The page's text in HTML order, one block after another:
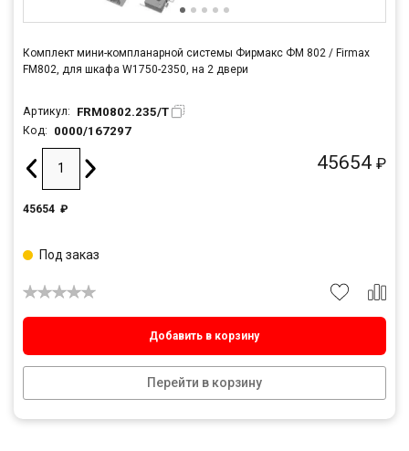
Комплект мини-компланарной системы Фирмакс ФМ 802 / Firmax
FM802, для шкафа W1750-2350, на 2 двери
Артикул: FRM0802.235/T
Код: 0000/167297
45654 ₽
45654 ₽
Добавить в корзину
Перейти в корзину
Под заказ